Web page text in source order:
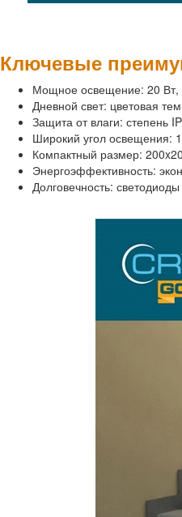
Ключевые
Мощное освещение: 20 Вт,
Дневной свет: цветовая
Защита от влаги: степень
Широкий угол освещения:
Компактный размер:
Энергоэффективность:
Долговечность: